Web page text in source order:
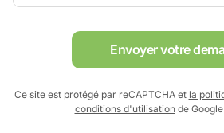
Envoyer votre
Ce site est protégé par reCAPTCHA et la
conditions d'utilisationde